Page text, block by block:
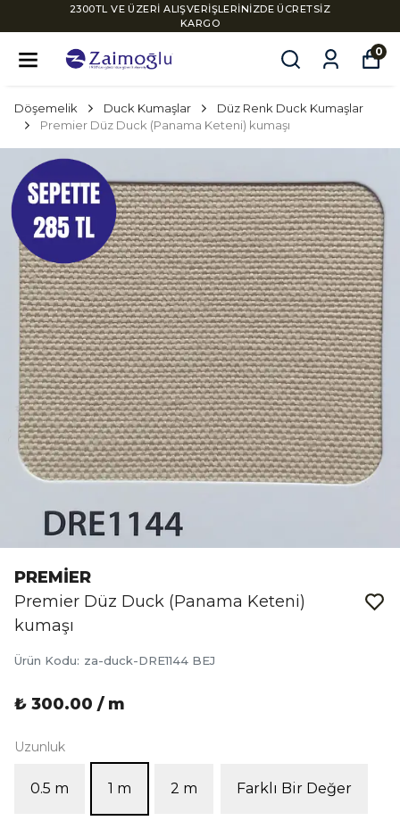
2300TL VE ÜZERİ ALIŞVERİŞLERİNİZDE ÜCRETSİZ
KARGO
0
Döşemelik Duck Kumaşlar
Düz Renk Duck Kumaşlar
Premier Düz Duck (Panama Keteni) kumaşı
PREMİER
Premier Düz Duck (Panama Keteni)
kumaşı
Ürün Kodu: za-duck-DRE1144 BEJ
₺ 300.00 / m
Uzunluk
0.5 m 1 m 2 m Farklı Bir Değer